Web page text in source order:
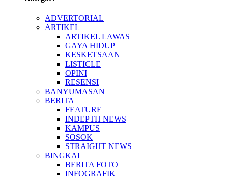
ADVERTORIAL
ARTIKEL
ARTIKEL LAWAS
GAYA HIDUP
KESKETSAAN
LISTICLE
OPINI
RESENSI
BANYUMASAN
BERITA
FEATURE
INDEPTH NEWS
KAMPUS
SOSOK
STRAIGHT NEWS
BINGKAI
BERITA FOTO
INFOGRAFIK